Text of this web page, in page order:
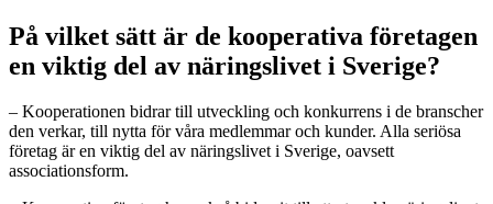
På vilket sätt är de kooperativa företagen
en viktig del av näringslivet i Sverige?
– Kooperationen bidrar till utveckling och konkurrens i de branscher
den verkar, till nytta för våra medlemmar och kunder. Alla seriösa
företag är en viktig del av näringslivet i Sverige, oavsett
associationsform.